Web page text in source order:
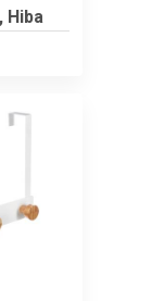
Hiba